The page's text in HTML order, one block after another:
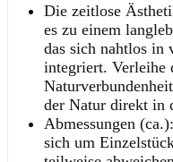
Die zeitlose
es zu einem
das sich nahtlos in
integriert. Verleihe
der Natur direkt in
Abmessungen
sich um